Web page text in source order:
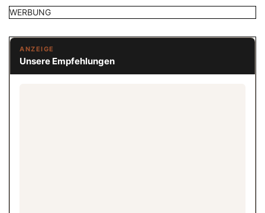
WERBUNG
ANZEIGE
Unsere Empfehlungen